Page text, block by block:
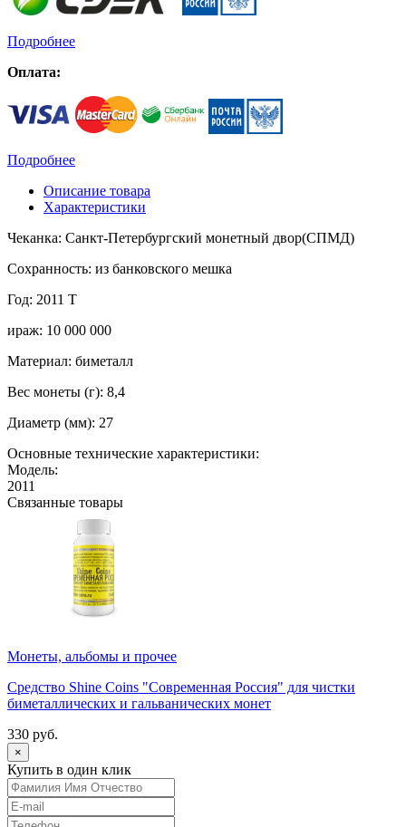
Подробнее
Оплата:
Подробнее
Описание товара
Характеристики
Чеканка: Санкт-Петербургский монетный двор(СПМД)
Сохранность: из банковского мешка
Год: 2011 Т
ираж: 10 000 000
Материал: биметалл
Вес монеты (г): 8,4
Диаметр (мм): 27
Основные технические характеристики:
Модель:
2011
Связанные товары
Монеты, альбомы и прочее
Средство Shine Coins "Современная Россия" для чистки
биметаллических и гальванических монет
330 руб.
×
Купить в один клик